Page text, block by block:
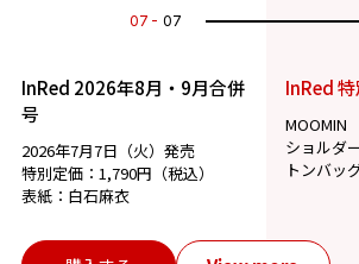
07 07
InRed 2026年8月・9月合併
号
2026年7月7日（火）発売
特別定価：1,790円（税込）
表紙：白石麻衣
InRed
MOOMIN
ショルダ
トンバッ